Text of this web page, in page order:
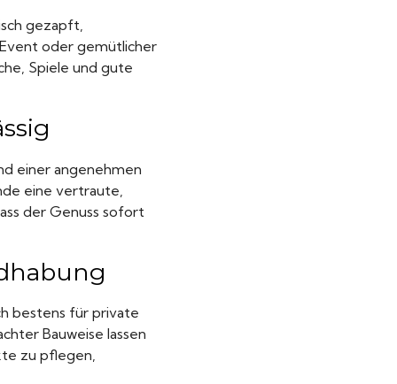
gezapft,
oder gemütlicher
Spiele und gute
einer angenehmen
eine vertraute,
der Genuss sofort
bestens für private
Bauweise lassen
zu pflegen,